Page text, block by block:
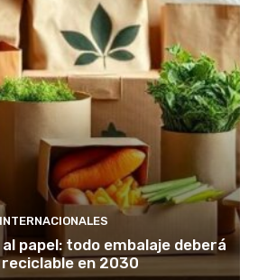
INTERNACIONALES
papel: todo embalaje deberá
en 2030